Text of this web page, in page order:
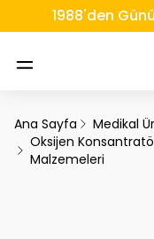
1988'den
Ana Sayfa Medikal
Oksijen
Malzemeleri